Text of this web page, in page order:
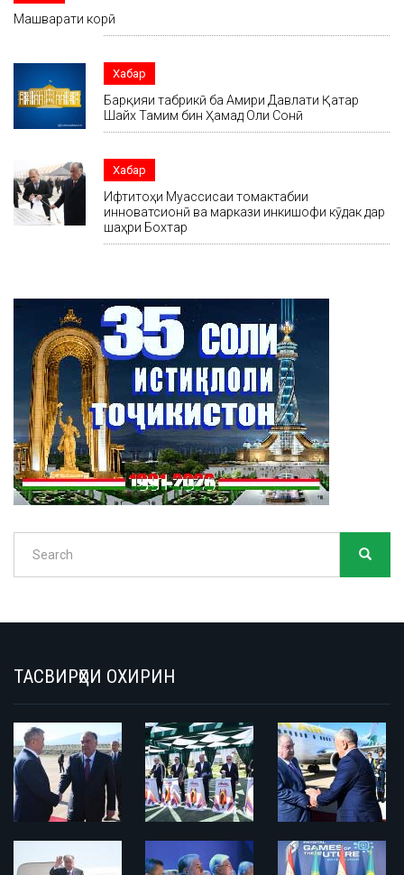
Машварати корӣ
Хабар
Барқияи табрикӣ ба Амири Давлати Қатар
Шайх Тамим бин Ҳамад Оли Сонӣ
Хабар
Ифтитоҳи Муассисаи томактабии
инноватсионӣ ва маркази инкишофи кӯдак дар
шаҳри Бохтар
Search
ТАСВИРҲОИ ОХИРИН